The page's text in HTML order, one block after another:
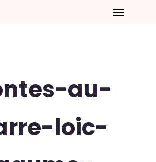
au-
loic-